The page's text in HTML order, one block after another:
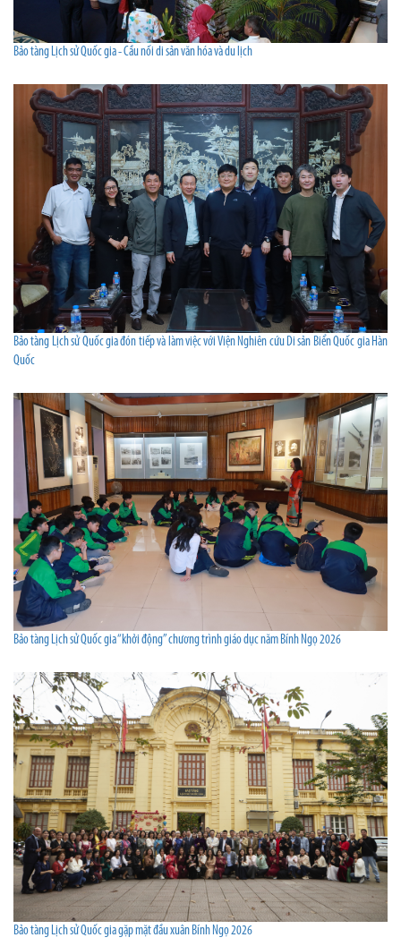
Bảo tàng Lịch sử Quốc gia - Cầu nối di sản văn hóa và du lịch
Bảo tàng Lịch sử Quốc gia đón tiếp và làm việc với Viện Nghiên cứu Di sản Biển Quốc gia Hàn
Quốc
Bảo tàng Lịch sử Quốc gia “khởi động” chương trình giáo dục năm Bính Ngọ 2026
Bảo tàng Lịch sử Quốc gia gặp mặt đầu xuân Bính Ngọ 2026